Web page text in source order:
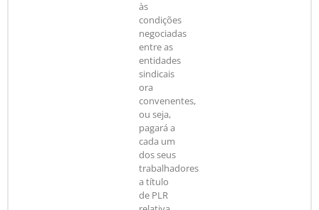
às
condições
negociadas
entre as
entidades
sindicais
ora
convenentes,
ou seja,
pagará a
cada um
dos seus
trabalhadores
a título
de PLR